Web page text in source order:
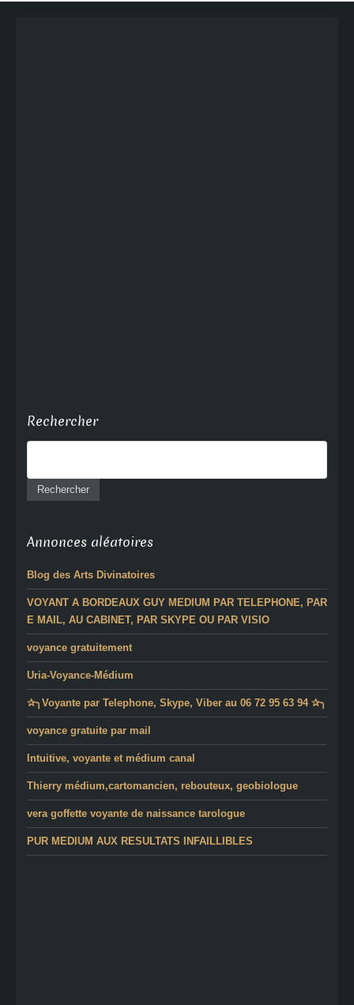
Rechercher
Annonces aléatoires
Blog des Arts Divinatoires
VOYANT A BORDEAUX GUY MEDIUM PAR TELEPHONE, PAR
E MAIL, AU CABINET, PAR SKYPE OU PAR VISIO
voyance gratuitement
Uria-Voyance-Médium
✰╮Voyante par Telephone, Skype, Viber au 06 72 95 63 94 ✰╮
voyance gratuite par mail
Intuitive, voyante et médium canal
Thierry médium,cartomancien, rebouteux, geobiologue
vera goffette voyante de naissance tarologue
PUR MEDIUM AUX RESULTATS INFAILLIBLES